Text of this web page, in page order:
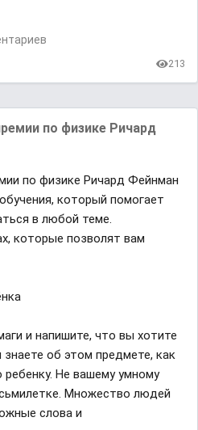
213
по физике Ричард
по физике Ричард Фейнман
который помогает
в любой теме.
которые позволят вам
и напишите, что вы хотите
об этом предмете, как
Не вашему умному
Множество людей
слова и